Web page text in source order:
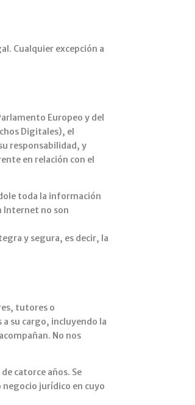
Cualquier excepción a
Europeo y del
Digitales), el
responsabilidad, y
en relación con el
toda la información
Internet no son
y segura, es decir, la
tutores o
su cargo, incluyendo la
No nos
catorce años. Se
jurídico en cuyo